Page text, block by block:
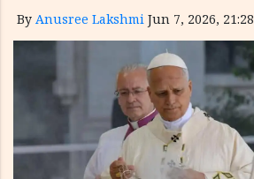
By Anusree Lakshmi Jun 7, 2026,